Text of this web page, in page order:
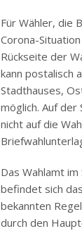
Für Wähler, die
Corona-
Rückseite der
kann postalisch
Stadthauses,
möglich. Auf
nicht auf die
Das Wahlamt
befindet sich
bekannten
durch den